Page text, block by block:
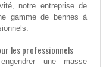
notre entreprise de
gamme de bennes à
les professionnels
une masse